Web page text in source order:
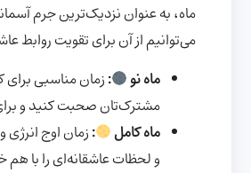
ماه، به عنوان نزدیک‌ترین جرم
می‌توانیم از آن برای تقویت روابط
ماه نو
:زمان مناسبی برای
مشترک‌تان صحبت کنید و
ماه کامل
:زمان اوج
و لحظات عاشقانه‌ای را با هم